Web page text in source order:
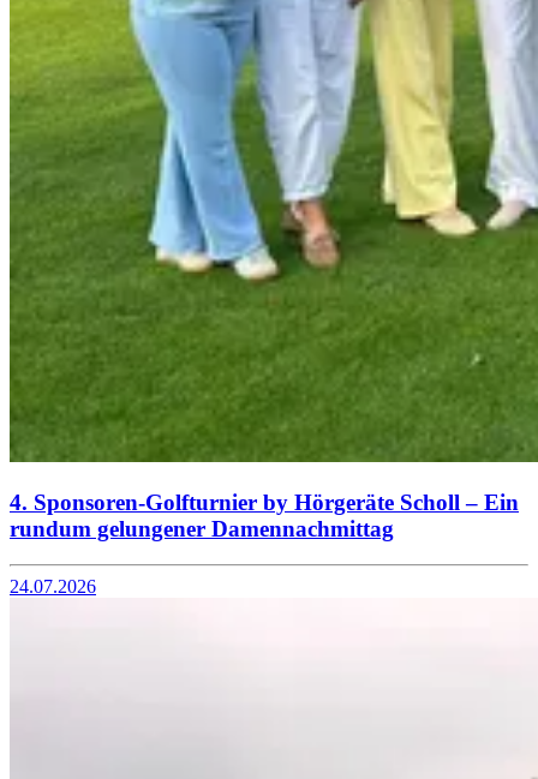
4. Sponsoren-Golfturnier by Hörgeräte Scholl – Ein
rundum gelungener Damennachmittag
24.07.2026